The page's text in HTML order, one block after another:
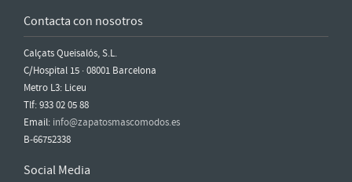
Contacta con nosotros
Calçats Queisalós, S.L.
C/Hospital 15 · 08001 Barcelona
Metro L3: Liceu
Tlf: 933 02 05 88
Email: info@zapatosmascomodos.es
B-66752338
Social Media